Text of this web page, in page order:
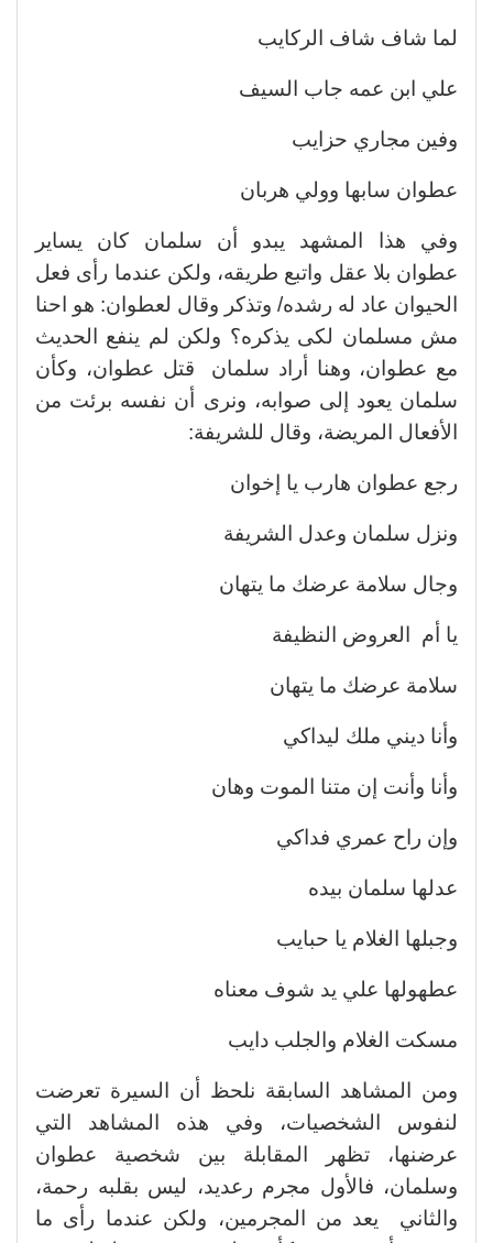
لما شاف شاف الركايب
علي ابن عمه جاب السيف
وفين مجاري حزايب
عطوان سابها وولي هربان
وفي هذا المشهد يبدو أن سلمان كان يساير
عطوان بلا عقل واتبع طريقه، ولكن عندما رأى فعل
الحيوان عاد له رشده/ وتذكر وقال لعطوان: هو احنا
مش مسلمان لكى يذكره؟ ولكن لم ينفع الحديث
مع عطوان، وهنا أراد سلمان قتل عطوان، وكأن
سلمان يعود إلى صوابه، ونرى أن نفسه برئت من
الأفعال المريضة، وقال للشريفة:
رجع عطوان هارب يا إخوان
ونزل سلمان وعدل الشريفة
وجال سلامة عرضك ما يتهان
يا أم العروض النظيفة
سلامة عرضك ما يتهان
وأنا ديني ملك ليداكي
وأنا وأنت إن متنا الموت وهان
وإن راح عمري فداكي
عدلها سلمان بيده
وجبلها الغلام يا حبايب
عطهولها علي يد شوف معناه
مسكت الغلام والجلب دايب
ومن المشاهد السابقة نلحظ أن السيرة تعرضت
لنفوس الشخصيات، وفي هذه المشاهد التي
عرضنها، تظهر المقابلة بين شخصية عطوان
وسلمان، فالأول مجرم رعديد، ليس بقلبه رحمة،
والثاني يعد من المجرمين، ولكن عندما رأى ما